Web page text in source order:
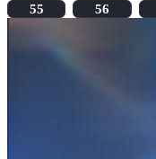
55
56